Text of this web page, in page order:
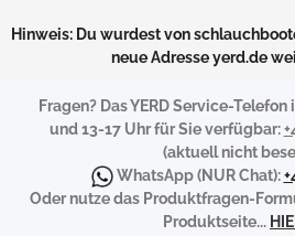
Hinweis: Du wurdest von
neue Adresse yerd.de
Fragen? Das YERD Service-
und 13-17 Uhr für Sie verfügbar:
(aktuell nicht
WhatsApp(NUR Chat):
Oder nutze das Produktfragen-
Produktseite...